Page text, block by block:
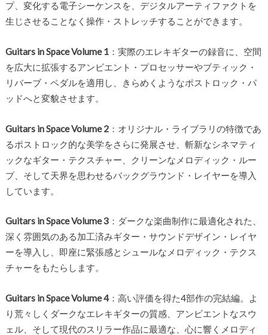
プ、変化する電子シーケンスを、デジタルアーティファクトを
生じさせることなく操作・ストレッチすることができます。
Guitars in Space Volume 1：実際のエレキギターの録音に、空間
を広大に拡張するアンビエント・プロセッサーやブティック・
リバーブ・ペダルを適用し、きらめくようなポストロック・パ
ッドへと変貌させます。
Guitars in Space Volume 2：オリジナル・ライブラリの特徴であ
るポストロック的な美学をさらに発展させ、斬新なシネマティ
ックなギター・テクスチャー、クリーンなメロディック・ルー
プ、そして天界を思わせるバックグラウンド・レイヤーを導入
しています。
Guitars in Space Volume 3：ダークな楽曲制作に最適化された、
深く雰囲気のある加工済みギター・サウンドデザイン・レイヤ
ーを導入し、即座に緊張感とシュールなメロディック・テクス
チャーをもたらします。
Guitars in Space Volume 4：高い評価を得た4部作の完結編。よ
り荒々しくダークなエレキギターの質感、アンビエントなスウ
ェル、そして現代のスリラー作品に最適な、心に響くメロディ